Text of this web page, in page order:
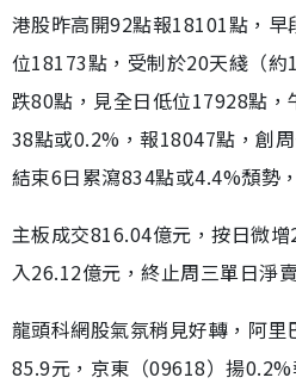
港股昨高開92點報18101點，
位18173點，受制於20天綫（
跌80點，見全日低位17928點
38點或0.2%，報18047點，創
結束6日累瀉834點或4.4%頹勢
主板成交816.04億元，按日微
入26.12億元，終止周三單日淨
龍頭科網股氣氛稍見好轉，阿
85.9元，京東（09618）揚0.2%